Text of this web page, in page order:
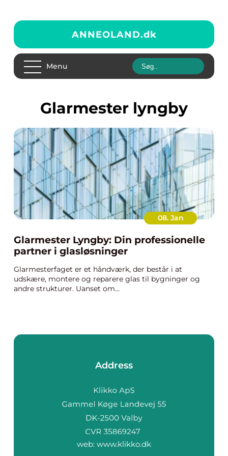
ANNEOLAND.dk
Menu
glarmester lyngby
08. Jan
Glarmester Lyngby: Din professionelle
partner i glasløsninger
Glarmesterfaget er et håndværk, der består i at
udskære, montere og reparere glas til bygninger og
andre strukturer. Uanset om...
Address
web: www.klikko.dk